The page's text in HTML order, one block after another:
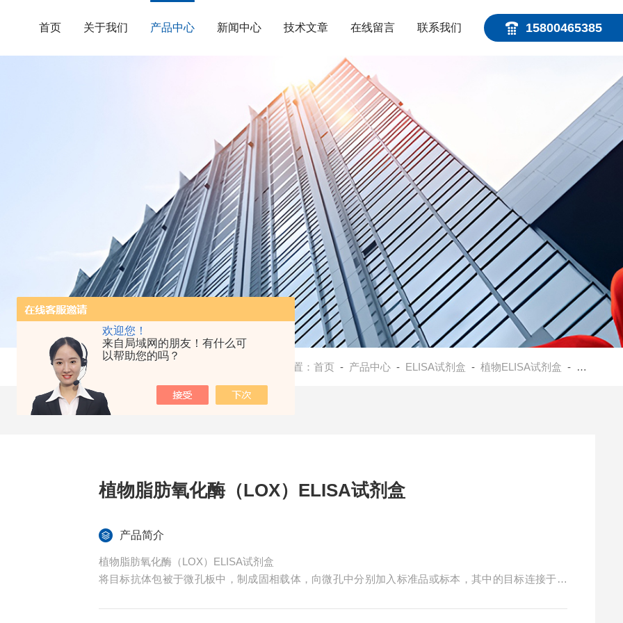
欢迎您！
来自局域网的朋友！有什么可
以帮助您的吗？
15800465385
首页 关于我们 产品中心 新闻中心 技术文章 在线留言 联系我们
当前位置：首页 - 产品中心 - ELISA试剂盒 -植物ELISA试剂盒 - 植物脂肪氧化酶（LOX）ELISA试剂盒
植物脂肪氧化酶（LOX）ELISA试剂盒
产品简介
植物脂肪氧化酶（LOX）ELISA试剂盒
将目标抗体包被于微孔板中，制成固相载体，向微孔中分别加入标准品或标本，其中的目标连接于固